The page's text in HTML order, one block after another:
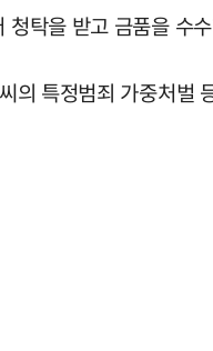
탁을 받고 금품을 수
의 특정범죄 가중처